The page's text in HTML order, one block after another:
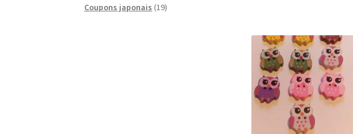
produit
Coupons japonais 1919